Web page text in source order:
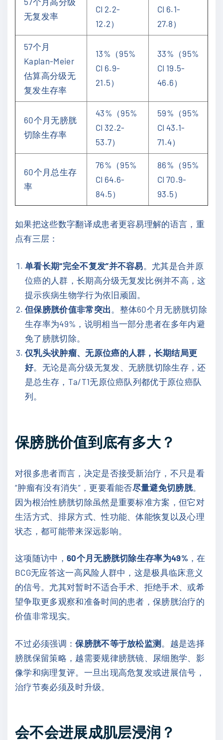
无复发率
CI 2.2-
12.2）
CI 6.1-
27.8）
57个月
Kaplan-Meier
估算高分级无
复发生存率
13%（95%
CI 6.9-
21.5）
33%（95%
CI 19.5-
46.6）
60个月无膀胱
切除生存率
43%（95%
CI 32.2-
53.7）
59%（95%
CI 43.1-
71.4）
60个月总生存
率
76%（95%
CI 64.6-
84.5）
86%（95%
CI 70.9-
93.5）
如果把这些数字翻译成患者更容易理解的语言，重
点有三层：
单看长期“完全不复发”并不容易 。尤其是合并原
位癌的人群，长期高分级无复发比例并不高，这
提示疾病生物学行为依旧顽固。
但保膀胱价值非常突出
。整体60个月无膀胱切除
生存率为49%，说明相当一部分患者在多年内避
免了膀胱切除。
仅乳头状肿瘤、无原位癌的人群，长期结局更
好。无论是高分级无复发、无膀胱切除生存，还
是总生存，Ta/T1无原位癌队列都优于原位癌队
列。
保膀胱价值到底有多大？
对很多患者而言，决定是否接受新治疗，不只是看
“肿瘤有没有消失”，更要看能否尽量避免切膀胱。
因为根治性膀胱切除虽然是重要标准方案，但它对
生活方式、排尿方式、性功能、体能恢复以及心理
状态，都可能带来深远影响。
这项随访中， 60个月无膀胱切除生存率为49% ，在
BCG无应答这一高风险人群中，这是极具临床意义
的信号。尤其对暂时不适合手术、拒绝手术、或希
望争取更多观察和准备时间的患者，保膀胱治疗的
价值非常现实。
不过必须强调：保膀胱不等于放松监测 。越是选择
膀胱保留策略，越需要规律膀胱镜、尿细胞学、影
像学和病理复评。一旦出现高危复发或进展信号，
治疗节奏必须及时升级。
会不会进展成肌层浸润？